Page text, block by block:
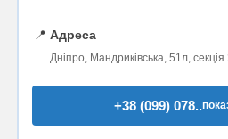
📍 Адреса
Дніпро, Мандриківська, 51л,
+38 (099) 078..